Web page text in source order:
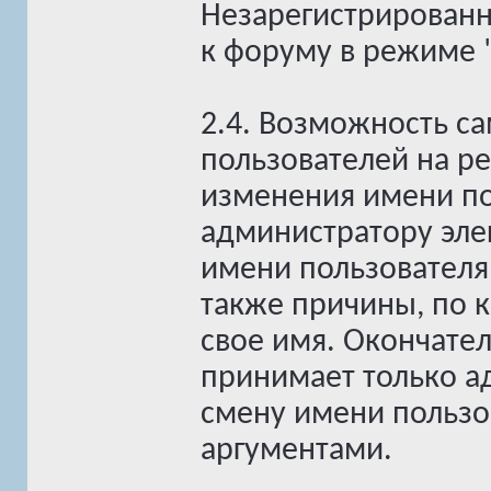
к форуму в режиме
2.4. Возможность
пользователей на
изменения имени
администратору
имени
также причины, по
свое имя.
принимает только
смену имени
аргументами.